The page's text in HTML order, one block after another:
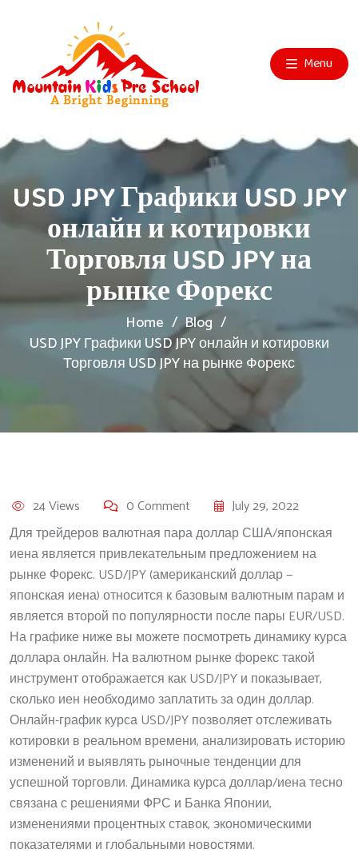
Menu
USD JPY Графики USD JPY
онлайн и котировки
Торговля USD JPY на
рынке Форекс
Home
Blog
USD JPY Графики USD JPY онлайн и котировки
Торговля USD JPY на рынке Форекс
24 Views 0 Comment
July 29, 2022
Для трейдеров валютная пара доллар США/японская
иена является привлекательным предложением на
рынке Форекс. USD/JPY (американский доллар —
японская иена) относится к базовым валютным парам и
является второй по популярности после пары EUR/USD.
На графике ниже вы можете посмотреть динамику курса
доллара онлайн. На валютном рынке форекс такой
инструмент отображается как USD/JPY и показывает,
сколько иен необходимо заплатить за один доллар.
Онлайн-график курса USD/JPY позволяет отслеживать
котировки в реальном времени, анализировать историю
изменений и выявлять рыночные тенденции для
успешной торговли. Динамика курса доллар/иена тесно
связана с решениями ФРС и Банка Японии,
изменениями процентных ставок, экономическими
показателями и глобальными новостями.